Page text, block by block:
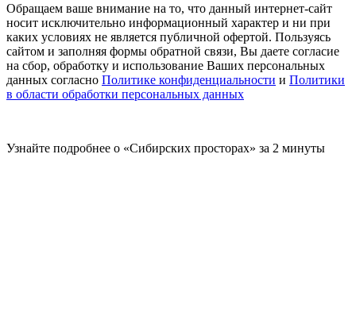
Обращаем ваше внимание на то, что данный интернет-сайт
носит исключительно информационный характер и ни при
каких условиях не является публичной офертой. Пользуясь
сайтом и заполняя формы обратной связи, Вы даете согласие
на сбор, обработку и использование Ваших персональных
данных согласно Политике конфиденциальности и Политики
в области обработки персональных данных
Узнайте подробнее о «Сибирских просторах» за 2 минуты